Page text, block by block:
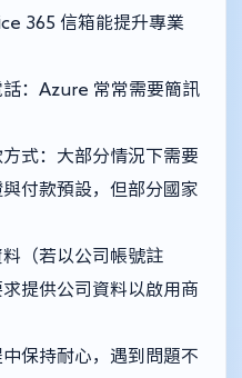
365 信箱能提升專業
：Azure 常常需要簡訊
式：大部分情況下需要
付款預設，但部分國家
（若以公司帳號註
提供公司資料以啟用商
保持耐心，遇到問題不